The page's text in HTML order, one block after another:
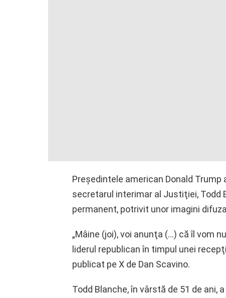
Preşedintele american Donald
secretarul interimar al Justiţiei, Todd
permanent, potrivit unor imagini
„Mâine (joi), voi anunţa (…) că îl vom
liderul republican în timpul unei
publicat pe X de Dan Scavino.
Todd Blanche, în vârstă de 51 de ani,